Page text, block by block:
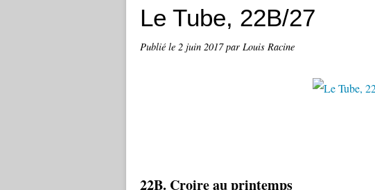
Le Tube, 22B/27
Publié le 2 juin 2017par Louis Racine
22B. Croire au printemps